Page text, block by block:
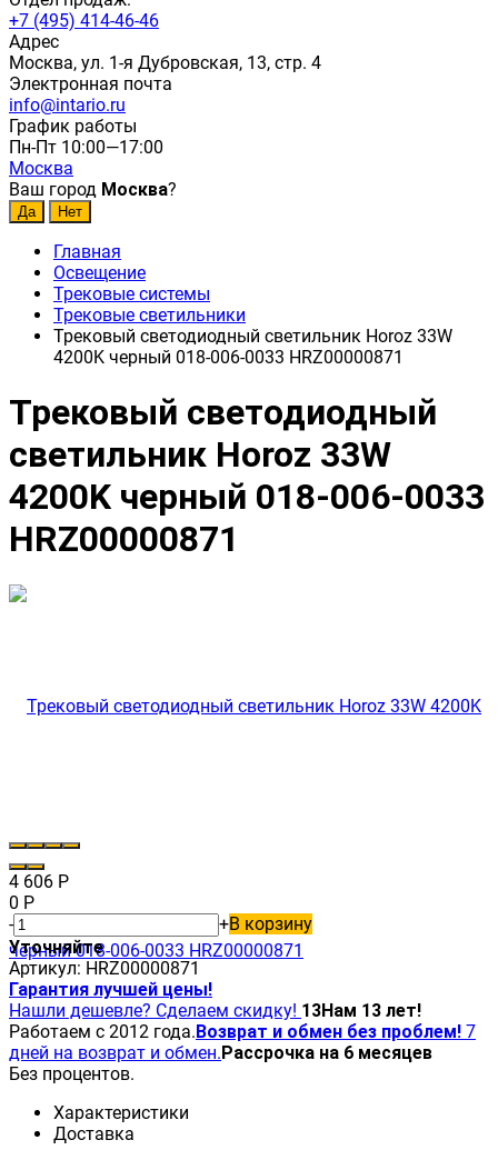
+7 (495) 414-46-46
Адрес
Москва, ул. 1-я Дубровская, 13, стр. 4
Электронная почта
info@intario.ru
График работы
Пн-Пт 10:00—17:00
Москва
Ваш город Москва?
Главная
Освещение
Трековые системы
Трековые светильники
Трековый светодиодный светильник Horoz 33W
4200K черный 018-006-0033 HRZ00000871
Трековый светодиодный
светильник Horoz 33W
4200K черный 018-006-0033
HRZ00000871
4 606 Р
0 Р
-
+В корзину
Уточняйте
Артикул: HRZ00000871
Гарантия лучшей цены!
Нашли дешевле? Сделаем скидку! 13Нам 13 лет!
Работаем с 2012 года.Возврат и обмен без проблем! 7
дней на возврат и обмен.Рассрочка на 6 месяцев
Без процентов.
Характеристики
Доставка